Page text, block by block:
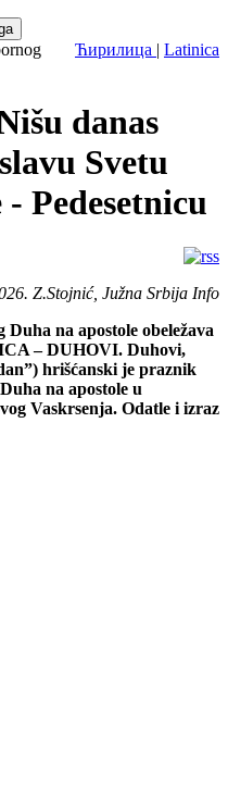
Ћирилица | Latinica
danas
Svetu
Pedesetnicu
Z.Stojnić, Južna Srbija Info
na apostole obeležava
– DUHOVI. Duhovi,
hrišćanski je praznik
na apostole u
Vaskrsenja. Odatle i izraz